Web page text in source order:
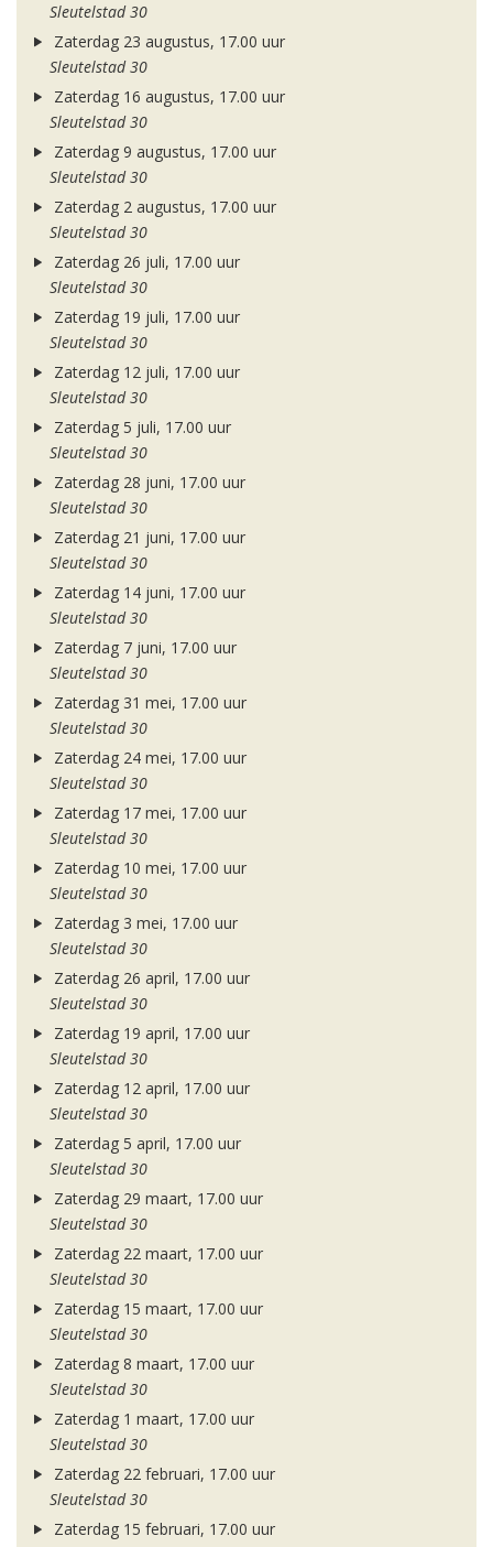
Sleutelstad 30
Zaterdag 23 augustus, 17.00 uur
Sleutelstad 30
Zaterdag 16 augustus, 17.00 uur
Sleutelstad 30
Zaterdag 9 augustus, 17.00 uur
Sleutelstad 30
Zaterdag 2 augustus, 17.00 uur
Sleutelstad 30
Zaterdag 26 juli, 17.00 uur
Sleutelstad 30
Zaterdag 19 juli, 17.00 uur
Sleutelstad 30
Zaterdag 12 juli, 17.00 uur
Sleutelstad 30
Zaterdag 5 juli, 17.00 uur
Sleutelstad 30
Zaterdag 28 juni, 17.00 uur
Sleutelstad 30
Zaterdag 21 juni, 17.00 uur
Sleutelstad 30
Zaterdag 14 juni, 17.00 uur
Sleutelstad 30
Zaterdag 7 juni, 17.00 uur
Sleutelstad 30
Zaterdag 31 mei, 17.00 uur
Sleutelstad 30
Zaterdag 24 mei, 17.00 uur
Sleutelstad 30
Zaterdag 17 mei, 17.00 uur
Sleutelstad 30
Zaterdag 10 mei, 17.00 uur
Sleutelstad 30
Zaterdag 3 mei, 17.00 uur
Sleutelstad 30
Zaterdag 26 april, 17.00 uur
Sleutelstad 30
Zaterdag 19 april, 17.00 uur
Sleutelstad 30
Zaterdag 12 april, 17.00 uur
Sleutelstad 30
Zaterdag 5 april, 17.00 uur
Sleutelstad 30
Zaterdag 29 maart, 17.00 uur
Sleutelstad 30
Zaterdag 22 maart, 17.00 uur
Sleutelstad 30
Zaterdag 15 maart, 17.00 uur
Sleutelstad 30
Zaterdag 8 maart, 17.00 uur
Sleutelstad 30
Zaterdag 1 maart, 17.00 uur
Sleutelstad 30
Zaterdag 22 februari, 17.00 uur
Sleutelstad 30
Zaterdag 15 februari, 17.00 uur